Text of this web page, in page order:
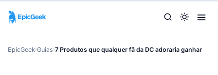
EpicGeek›Guias›7 Produtos que qualquer fã da DC adoraria ganhar